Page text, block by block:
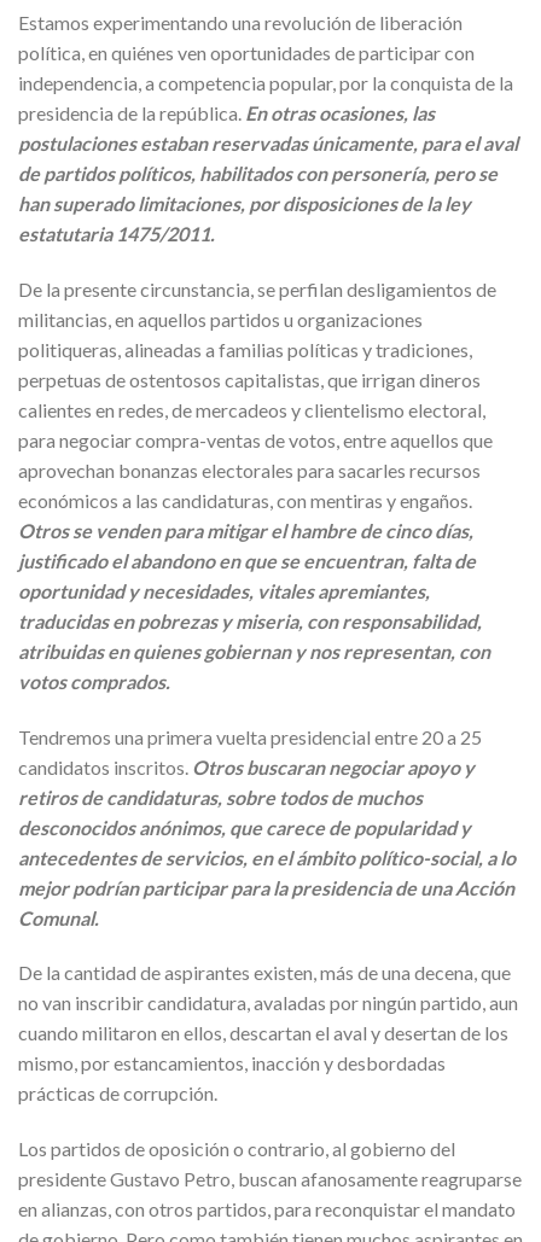
Estamos experimentando una revolución de liberación
política, en quiénes ven oportunidades de participar con
independencia, a competencia popular, por la conquista de la
presidencia de la república. En otras ocasiones, las
postulaciones estaban reservadas únicamente, para el aval
de partidos políticos, habilitados con personería, pero se
han superado limitaciones, por disposiciones de la ley
estatutaria 1475/2011.
De la presente circunstancia, se perfilan desligamientos de
militancias, en aquellos partidos u organizaciones
politiqueras, alineadas a familias políticas y tradiciones,
perpetuas de ostentosos capitalistas, que irrigan dineros
calientes en redes, de mercadeos y clientelismo electoral,
para negociar compra-ventas de votos, entre aquellos que
aprovechan bonanzas electorales para sacarles recursos
económicos a las candidaturas, con mentiras y engaños.
Otros se venden para mitigar el hambre de cinco días,
justificado el abandono en que se encuentran, falta de
oportunidad y necesidades, vitales apremiantes,
traducidas en pobrezas y miseria, con responsabilidad,
atribuidas en quienes gobiernan y nos representan, con
votos comprados.
Tendremos una primera vuelta presidencial entre 20 a 25
candidatos inscritos. Otros buscaran negociar apoyo y
retiros de candidaturas, sobre todos de muchos
desconocidos anónimos, que carece de popularidad y
antecedentes de servicios, en el ámbito político-social, a lo
mejor podrían participar para la presidencia de una Acción
Comunal.
De la cantidad de aspirantes existen, más de una decena, que
no van inscribir candidatura, avaladas por ningún partido, aun
cuando militaron en ellos, descartan el aval y desertan de los
mismo, por estancamientos, inacción y desbordadas
prácticas de corrupción.
Los partidos de oposición o contrario, al gobierno del
presidente Gustavo Petro, buscan afanosamente reagruparse
en alianzas, con otros partidos, para reconquistar el mandato